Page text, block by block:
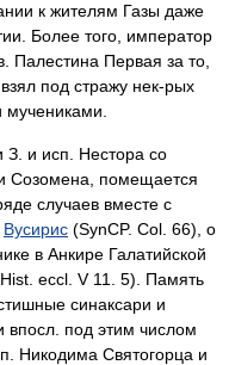
к жителям Газы даже
Более того, император
Палестина Первая за то,
под стражу нек-рых
З. и исп. Нестора со
Созомена, помещается
случаев вместе с
Вусирис (SynCP. Col. 66), о
в Анкире Галатийской
eccl. V 11. 5). Память
синаксари и
впосл. под этим числом
Никодима Святогорца и